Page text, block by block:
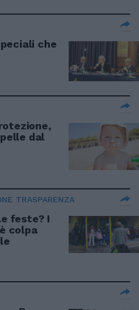
che
dal
TRASPARENZA
feste? I
colpa